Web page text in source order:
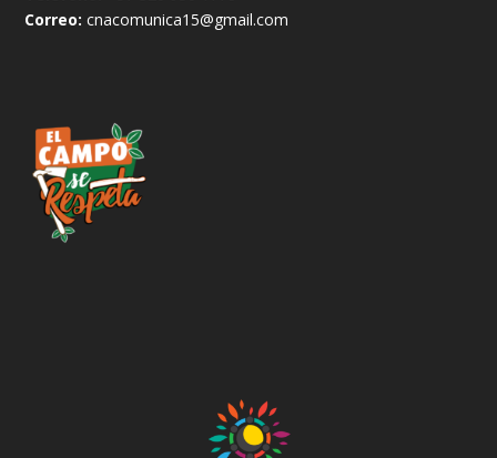
Correo: cnacomunica15@gmail.com